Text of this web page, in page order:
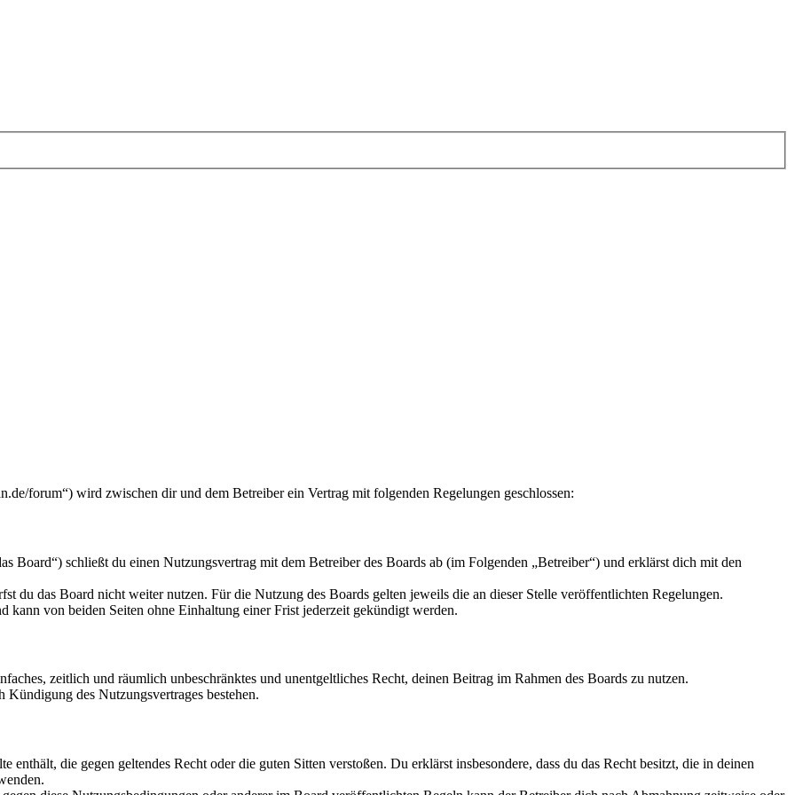
forum“) wird zwischen dir und dem Betreiber ein Vertrag mit folgenden Regelungen geschlossen:
Board“) schließt du einen Nutzungsvertrag mit dem Betreiber des Boards ab (im Folgenden „Betreiber“) und erklärst dich mit den
du das Board nicht weiter nutzen. Für die Nutzung des Boards gelten jeweils die an dieser Stelle veröffentlichten Regelungen.
kann von beiden Seiten ohne Einhaltung einer Frist jederzeit gekündigt werden.
zeitlich und räumlich unbeschränktes und unentgeltliches Recht, deinen Beitrag im Rahmen des Boards zu nutzen.
des Nutzungsvertrages bestehen.
enthält, die gegen geltendes Recht oder die guten Sitten verstoßen. Du erklärst insbesondere, dass du das Recht besitzt, die in deinen